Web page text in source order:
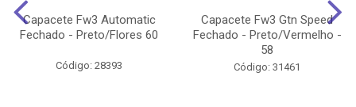
Capacete Fw3 Automatic
Fechado - Preto/Flores 60
Código: 28393
Capacete Fw3 Gtn Speed
Fechado - Preto/Vermelho -
58
Código: 31461